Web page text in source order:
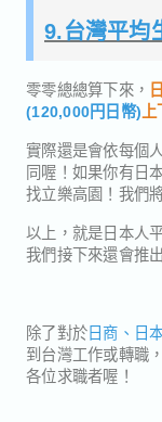
9.台灣平均
零零總總算下來，
(120,000円日幣)
實際還是會依每個
同喔！如果你有日
找立樂高園！我們
以上，就是日本人
我們接下來還會推
除了對於日商、日
到台灣工作或轉職
各位求職者喔！